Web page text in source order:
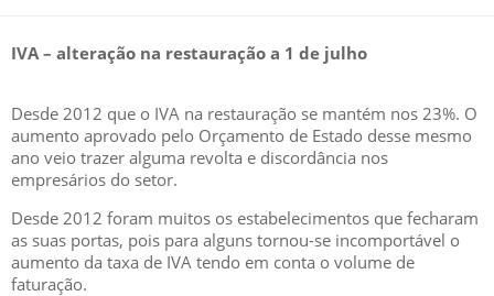
IVA – alteração na restauração a 1 de julho
Desde 2012 que o IVA na restauração se mantém nos 23%. O
aumento aprovado pelo Orçamento de Estado desse mesmo
ano veio trazer alguma revolta e discordância nos
empresários do setor.
Desde 2012 foram muitos os estabelecimentos que fecharam
as suas portas, pois para alguns tornou-se incomportável o
aumento da taxa de IVA tendo em conta o volume de
faturação.